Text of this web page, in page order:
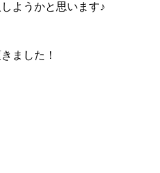
ようかと思います♪
ました！